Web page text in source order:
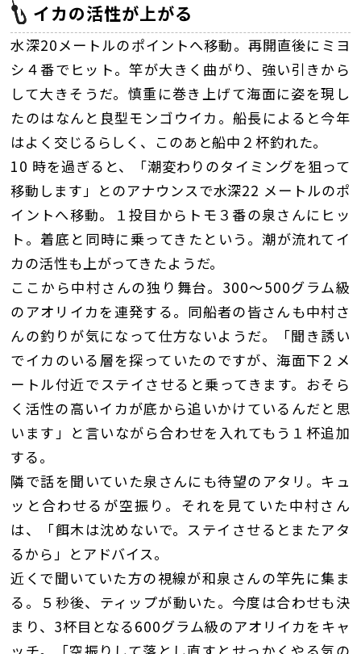
イカの活性が上がる
水深20メートルのポイントへ移動。再開直後にミヨ
シ４番でヒット。竿が大きく曲がり、強い引きから
して大きそうだ。慎重に巻き上げて海面に姿を現し
たのはなんと良型モンゴウイカ。船長によると今年
はよく交じるらしく、このあと船中２杯釣れた。
10 時を過ぎると、「潮変わりのタイミングを狙って
移動します」とのアナウンスで水深22 メートルのポ
イントへ移動。１投目からトモ３番の泉さんにヒッ
ト。着底と同時に乗ってきたという。潮が流れてイ
カの活性も上がってきたようだ。
ここから中村さんの独り舞台。300〜500グラム級
のアオリイカを連発する。同船者の皆さんも中村さ
んの釣りが気になって仕方ないようだ。「聞き誘い
でイカのいる層を探っていたのですが、海面下２メ
ートル付近でステイさせると乗ってきます。おそら
く活性の高いイカが底から追いかけているんだと思
います」と言いながら合わせを入れてもう１杯追加
する。
隣で話を聞いていた泉さんにも待望のアタリ。キュ
ッと合わせるが空振り。それを見ていた中村さん
は、「餌木は沈めないで。ステイさせるとまたアタ
るから」とアドバイス。
近くで聞いていた方の視線が和泉さんの竿先に集ま
る。５秒後、ティップが動いた。今度は合わせも決
まり、3杯目となる600グラム級のアオリイカをキャ
ッチ。「空振りして落とし直すとせっかくやる気の